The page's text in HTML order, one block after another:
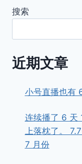
搜索
近期文章
小号直播也有
连续播了 6 天
上落枕了。
7 月份